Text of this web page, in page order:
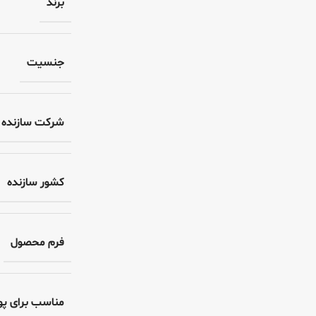
جنسیت
شرکت سازنده
کشور سازنده
فرم محصول
مناسب برای